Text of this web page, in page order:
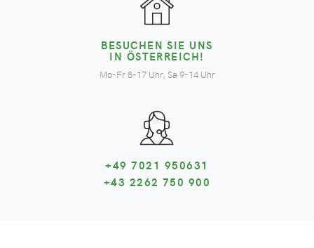
BESUCHEN SIE UNS
IN ÖSTERREICH!
Mo-Fr 8-17 Uhr, Sa 9-14 Uhr
+49 7021 950631
+43 2262 750 900